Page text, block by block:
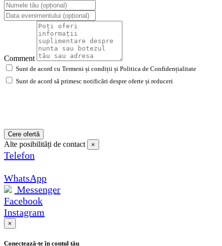
Comment
Sunt de acord cu Termeni și condiții și Politica de Confidențialitate
Sunt de acord să primesc notificări despre oferte și reduceri
Cere ofertă
Alte posibilități de contact ×
Telefon
WhatsApp
Messenger
Facebook
Instagram
×
Conectează-te în contul tău